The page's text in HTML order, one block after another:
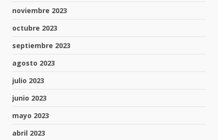
noviembre 2023
octubre 2023
septiembre 2023
agosto 2023
julio 2023
junio 2023
mayo 2023
abril 2023